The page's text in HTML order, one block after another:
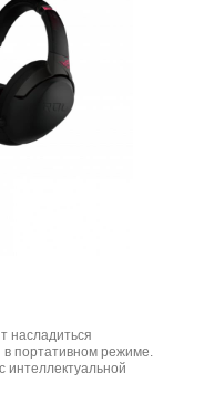
насладиться
в портативном режиме.